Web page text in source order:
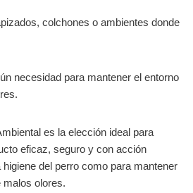
colchones o ambientes donde
necesidad para mantener el entorno
es la elección ideal para
eficaz, seguro y con acción
higiene del perro como para mantener
malos olores.